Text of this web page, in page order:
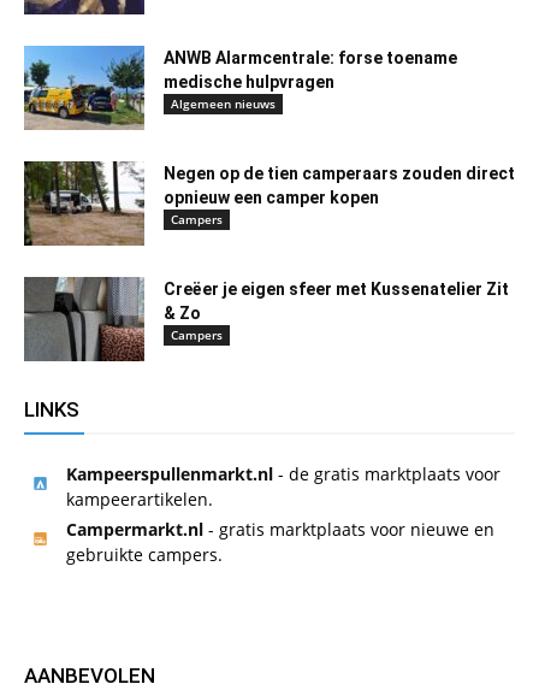
ANWB Alarmcentrale: forse toename
medische hulpvragen
Algemeen nieuws
Negen op de tien camperaars zouden direct
opnieuw een camper kopen
Campers
Creëer je eigen sfeer met Kussenatelier Zit
& Zo
Campers
LINKS
Kampeerspullenmarkt.nl - de gratis marktplaats voor
kampeerartikelen.
Campermarkt.nl - gratis marktplaats voor nieuwe en
gebruikte campers.
AANBEVOLEN